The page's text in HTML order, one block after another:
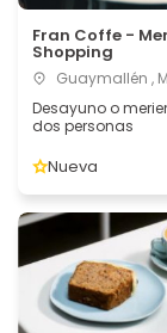
Fran Coffe -
Shopping
Guaymallén ,
Desayuno o
dos personas
Nueva